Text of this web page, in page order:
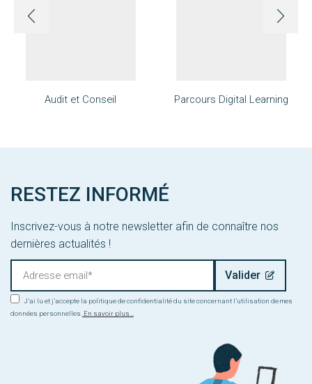
Audit et Conseil Parcours Digital Learning
RESTEZ INFORMÉ
Inscrivez-vous à notre newsletter afin de connaître nos
dernières actualités !
J’ai lu et j’accepte la politique de confidentialité du site concernant l’utilisation de mes
données personnelles. En savoir plus...